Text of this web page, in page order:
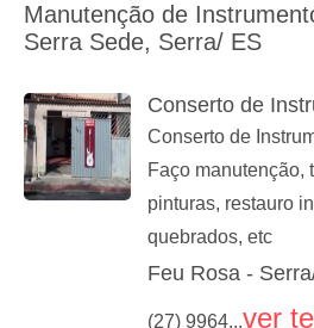
Manutenção de
Serra Sede, Serra/ ES
Conserto de
Conserto de
Faço manutenção,
pinturas, restauro
quebrados, etc
Feu Rosa -
(27) 9964...ver